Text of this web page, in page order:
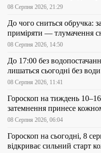
08 Серпня 2026, 21:29
До чого сниться обручка:
приміряти — тлумачення
08 Серпня 2026, 14:50
До 17:00 без
лишаться сьогодні без води
08 Серпня 2026, 11:41
Гороскоп на тиждень
затемнення принесе
08 Серпня 2026, 06:04
Гороскоп на сьогодні, 8
відкриває сильний старт